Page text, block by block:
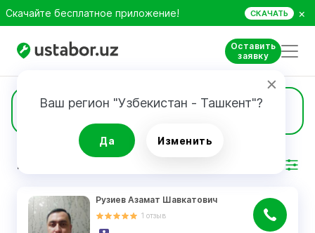
Скачайте бесплатное приложение! СКАЧАТЬ ×
Оставить
заявку
Ваш регион "Узбекистан - Ташкент"?
Да Изменить
Кофемашины 47
РЕЗУЛЬТАТ
Рузиев Азамат Шавкатович
1 отзыв